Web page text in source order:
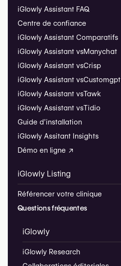
iGlowly Assistant FAQ
Centre de confiance
iGlowly Assistant Comparatifs
iGlowly Assistant vsManychat
iGlowly Assistant vsCrisp
iGlowly Assistant vsCustomgpt
iGlowly Assistant vsTawk
iGlowly Assistant vsTidio
Guide d’installation
iGlowly Assitant Insights
Démo en ligne ↗
iGlowly Listing
Référencer votre clinique
Questions fréquentes
iGlowly
iGlowly Research